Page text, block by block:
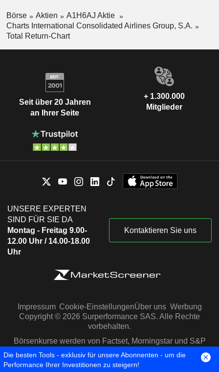
Börse Aktien
A1H6AJ Aktie
Charts International Consolidated Airlines Group, S.A.
Total Return-Chart
Seit über 20 Jahren
an Ihrer Seite
+ 1.300.000
Mitglieder
UNSERE EXPERTEN
SIND FÜR SIE DA
Montag - Freitag 9.00-
12.00 Uhr / 14.00-18.00
Uhr
Kontaktieren Sie uns
Impressum Cookie-EinstellungenÜber uns Werbung
Copyright © 2026 Surperformance SAS. Alle Rechte
vorbehalten.
Börsenkurse werden von Factset, Morningstar und S&P
Capital IQ zur Verfügung gestellt
Die besten Tools - exklusiv für unsere Abonnenten - um die
Performance Ihrer Investitionen zu steigern!